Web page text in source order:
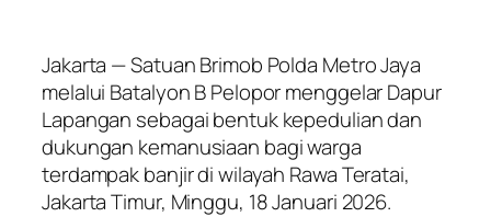
Jakarta — Satuan Brimob Polda Metro Jaya
melalui Batalyon B Pelopor menggelar Dapur
Lapangan sebagai bentuk kepedulian dan
dukungan kemanusiaan bagi warga
terdampak banjir di wilayah Rawa Teratai,
Jakarta Timur, Minggu, 18 Januari 2026.